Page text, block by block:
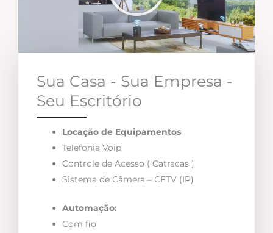
Sua Casa - Sua Empresa -
Seu Escritório
Locação de Equipamentos
Telefonia Voip
Controle de Acesso ( Catracas )
Sistema de Câmera – CFTV (IP)
Automação:
Com fio